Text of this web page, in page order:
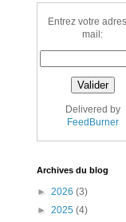
Entrez votre
mail:
Delivered by
FeedBurner
Archives du blog
► 2026 (3)
► 2025 (4)